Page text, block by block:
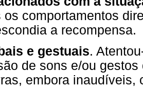
os comportamentos
a recompensa.
e gestuais.
de sons e/ou
embora inaudíveis,